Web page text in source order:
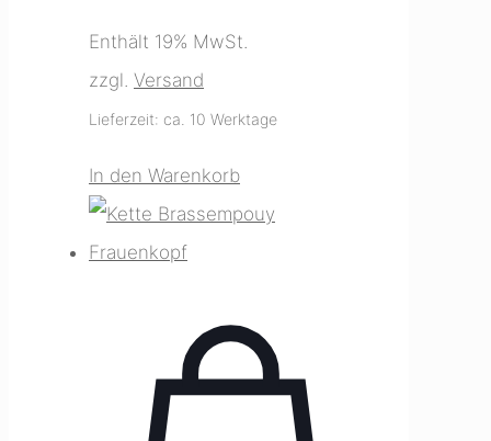
Enthält 19% MwSt.
zzgl. Versand
Lieferzeit: ca. 10 Werktage
In den Warenkorb